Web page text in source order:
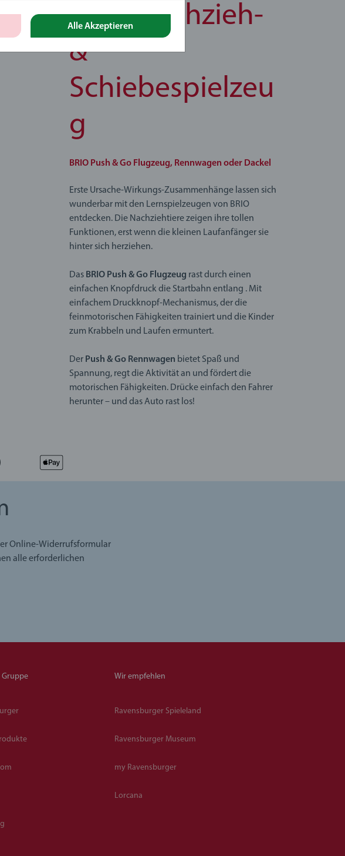
BRIO Nachzieh-
&
Schiebespielzeu
g
BRIO Push & Go Flugzeug, Rennwagen oder Dackel
Erste Ursache-Wirkungs-Zusammenhänge lassen sich
wunderbar mit den Lernspielzeugen von BRIO
entdecken. Die Nachziehtiere zeigen ihre tollen
Funktionen, erst wenn die kleinen Laufanfänger sie
hinter sich herziehen.
Das BRIO Push & Go Flugzeug rast durch einen
einfachen Knopfdruck die Startbahn entlang . Mit
einfachem Druckknopf-Mechanismus, der die
feinmotorischen Fähigkeiten trainiert und die Kinder
zum Krabbeln und Laufen ermuntert.
Der Push & Go Rennwagen bietet Spaß und
Spannung, regt die Aktivität an und fördert die
motorischen Fähigkeiten. Drücke einfach den Fahrer
herunter – und das Auto rast los!
Online-Widerrufsformular
alle erforderlichen
Gruppe Wir empfehlen
Ravensburger Spieleland
Ravensburger Museum
my Ravensburger
Lorcana
Alle Akzeptieren